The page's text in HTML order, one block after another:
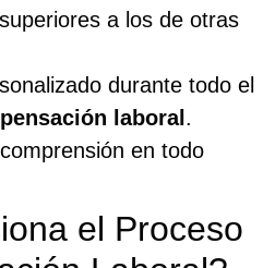
superiores a los de otras
durante todo el
laboral .
en todo
el Proceso